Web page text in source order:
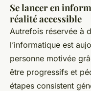
Se lancer en
réalité accessible
Autrefois réservée à
l’informatique est
personne motivée
être progressifs et
étapes consistent